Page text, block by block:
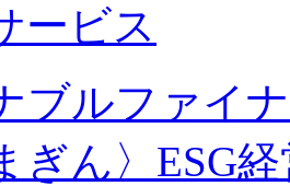
ービス
ブルファイ
ぎん〉ESG